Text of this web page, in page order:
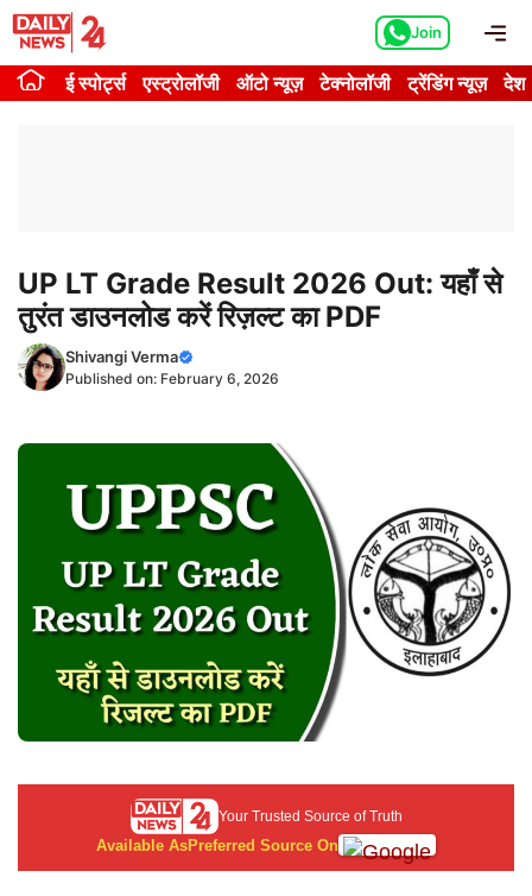
Skip
content
Join
ई स्पोर्ट्स एस्ट्रोलॉजी ऑटो न्यूज़ टेक्नोलॉजी ट्रेंडिंग न्यूज़ देश
UP LT Grade Result 2026 Out: यहाँ से
तुरंत डाउनलोड करें रिज़ल्ट का PDF
Shivangi Verma
Published on: February 6, 2026
Your Trusted Source of Truth
Available AsPreferred Source On